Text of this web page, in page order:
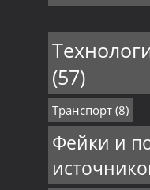
(57)
Транспорт(8)
Фейки и